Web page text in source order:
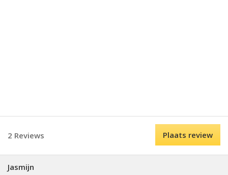
2 Reviews Plaats review
Jasmijn